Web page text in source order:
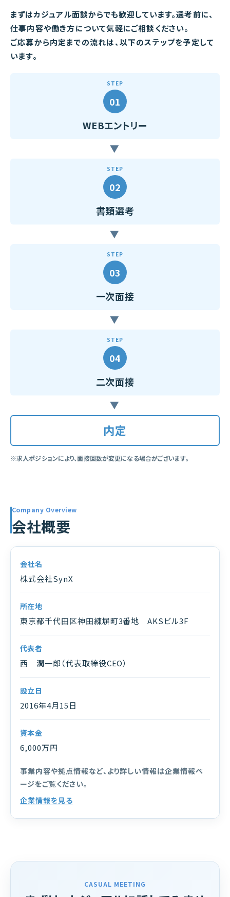
まずはカジュアル面談からでも歓迎しています。選考前に、
仕事内容や働き方について気軽にご相談ください。
ご応募から内定までの流れは、以下のステップを予定して
います。
STEP
01
WEBエントリー
▶
STEP
02
書類選考
▶
STEP
03
一次面接
▶
STEP
04
二次面接
▶
内定
※求人ポジションにより、面接回数が変更になる場合がございます。
Company Overview
会社概要
会社名
株式会社SynX
所在地
東京都千代田区神田練塀町3番地 AKSビル3F
代表者
西 潤一郎（代表取締役CEO）
設立日
2016年4月15日
資本金
6,000万円
事業内容や拠点情報など、より詳しい情報は企業情報ペ
ージをご覧ください。
企業情報を見る
CASUAL MEETING